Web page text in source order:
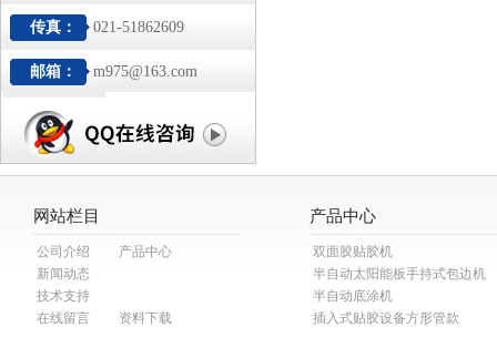
传真： 021-51862609
邮箱： m975@163.com
网站栏目
公司介绍
产品中心
新闻动态
技术支持
在线留言
资料下载
产品中心
双面胶贴胶机
半自动太阳能板手持式包边机
半自动底涂机
插入式贴胶设备方形管款